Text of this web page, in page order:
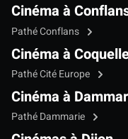
Cinéma à
Pathé Conflans
Cinéma à
Pathé Cité Europe
Cinéma à
Pathé Dammarie